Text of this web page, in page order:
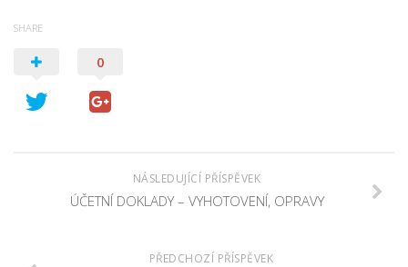
SHARE
0
NÁSLEDUJÍCÍ PŘÍSPĚVEK
ÚČETNÍ DOKLADY – VYHOTOVENÍ, OPRAVY
PŘEDCHOZÍ PŘÍSPĚVEK